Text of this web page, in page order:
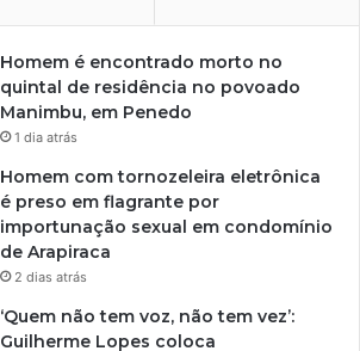
Homem é encontrado morto no
quintal de residência no povoado
Manimbu, em Penedo
1 dia atrás
Homem com tornozeleira eletrônica
é preso em flagrante por
importunação sexual em condomínio
de Arapiraca
2 dias atrás
‘Quem não tem voz, não tem vez’:
Guilherme Lopes coloca